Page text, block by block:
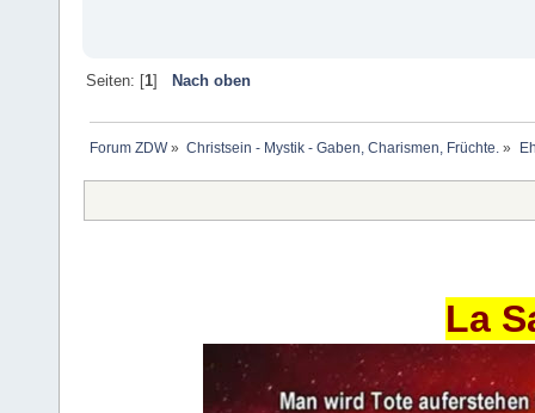
Seiten: [1] Nach oben
Forum ZDW» Christsein - Mystik - Gaben, Charismen, Früchte. »
La